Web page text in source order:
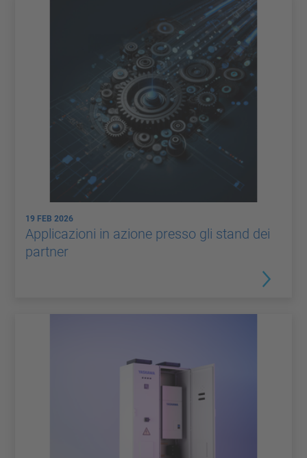
19 FEB 2026
Applicazioni in azione presso gli stand dei
partner